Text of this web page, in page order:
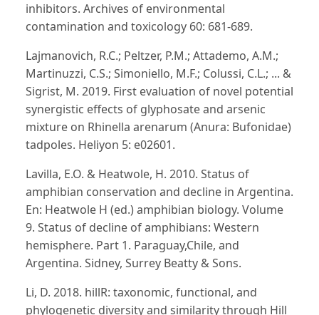
inhibitors. Archives of environmental
contamination and toxicology 60: 681-689.
Lajmanovich, R.C.; Peltzer, P.M.; Attademo, A.M.;
Martinuzzi, C.S.; Simoniello, M.F.; Colussi, C.L.; ... &
Sigrist, M. 2019. First evaluation of novel potential
synergistic effects of glyphosate and arsenic
mixture on Rhinella arenarum (Anura: Bufonidae)
tadpoles. Heliyon 5: e02601.
Lavilla, E.O. & Heatwole, H. 2010. Status of
amphibian conservation and decline in Argentina.
En: Heatwole H (ed.) amphibian biology. Volume
9. Status of decline of amphibians: Western
hemisphere. Part 1. Paraguay,Chile, and
Argentina. Sidney, Surrey Beatty & Sons.
Li, D. 2018. hillR: taxonomic, functional, and
phylogenetic diversity and similarity through Hill